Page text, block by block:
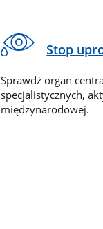
Stop
Sprawdź organ
specjalistycznych,
międzynarodowej.